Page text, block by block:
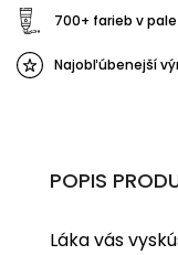
700+ farieb v
Najobľúbenejší
POPIS
Láka vás